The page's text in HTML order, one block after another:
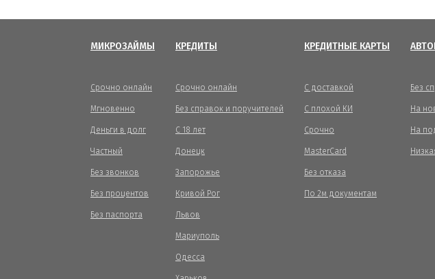
МИКРОЗАЙМЫ
Срочно онлайн
Мгновенно
Деньги в долг
Частный
Без звонков
Без процентов
Без паспорта
КРЕДИТЫ
Срочно онлайн
Без справок и поручителей
С 18 лет
Донецк
Запорожье
Кривой Рог
Львов
Мариуполь
Одесса
КРЕДИТНЫЕ КАРТЫ
С доставкой
С плохой КИ
Срочно
MasterCard
Без отказа
По 2м документам
Без
На
На